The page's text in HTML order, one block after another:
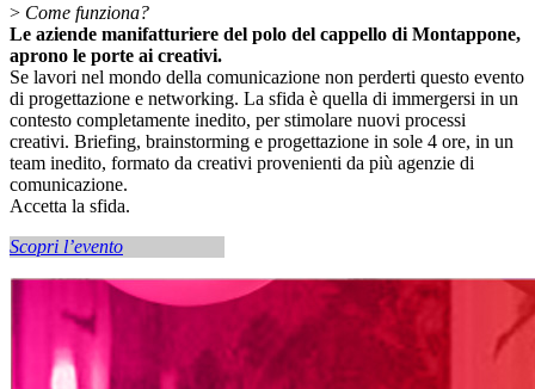
> Come funziona?
Le aziende manifatturiere del polo del cappello di Montappone,
aprono le porte ai creativi.
Se lavori nel mondo della comunicazione non perderti questo evento
di progettazione e networking. La sfida è quella di immergersi in un
contesto completamente inedito, per stimolare nuovi processi
creativi. Briefing, brainstorming e progettazione in sole 4 ore, in un
team inedito, formato da creativi provenienti da più agenzie di
comunicazione.
Accetta la sfida.
Scopri l’evento